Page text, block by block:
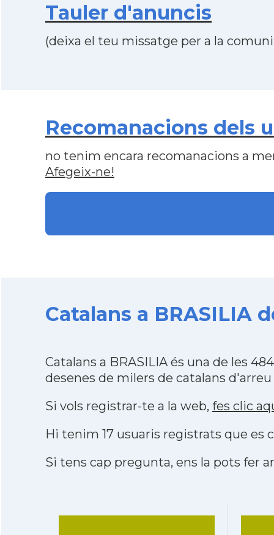
Tauler d'anuncis
(deixa el teu missatge per a la
Recomanacions dels
no tenim encara recomanacions a
Afegeix-ne!
Catalans a BRASILIA
Catalans a BRASILIA és una de les
desenes de milers de catalans
Si vols registrar-te a la web, fes clic
Hi tenim 17 usuaris registrats que
Si tens cap pregunta, ens la pots fer